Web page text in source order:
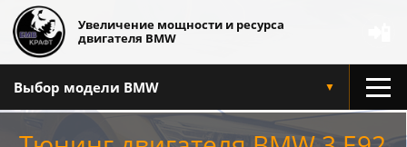
Увеличение мощности и ресурса
двигателя BMW
Выбор модели BMW ▼